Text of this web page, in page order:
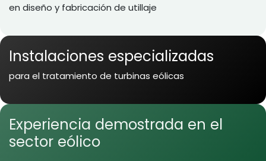
en diseño y fabricación de utillaje
Instalaciones especializadas
para el tratamiento de turbinas eólicas
Experiencia demostrada en el
sector eólico